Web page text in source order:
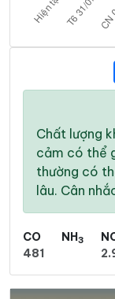
Chất lượng
cảm có thể
thường có
lâu. Cân
CO
481
NH3